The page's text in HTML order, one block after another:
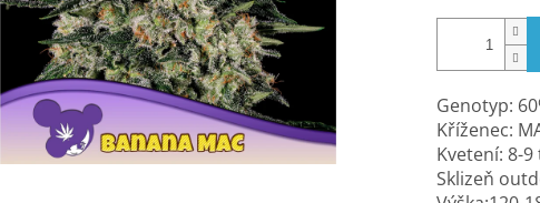
Genotyp:
Kříženec:
Kvetení: 8-
Sklizeň